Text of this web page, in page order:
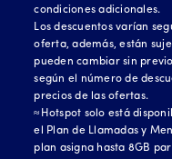
condiciones adicionales.
Los descuentos varían
oferta, además, están
pueden cambiar sin
según el número de
precios de las ofertas.
≈Hotspot solo está
el Plan de Llamadas y
plan asigna hasta 8GB